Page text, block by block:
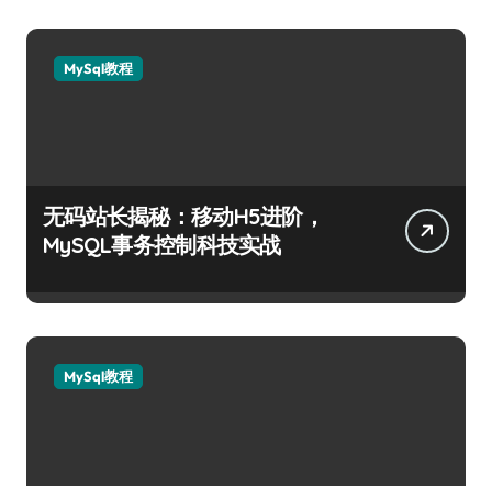
MySql教程
无码站长揭秘：移动H5进阶，
MySQL事务控制科技实战
MySql教程